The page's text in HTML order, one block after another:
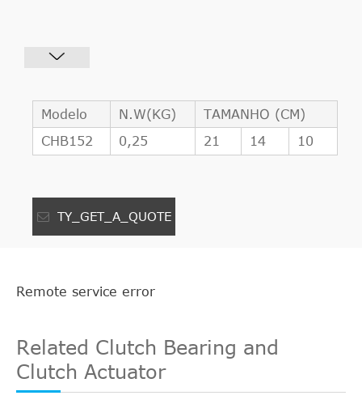
Modelo N.W(KG)
TAMANHO (CM)
CHB152
0,25 21 14 10
TY_GET_A_QUOTE
Remote service error
Related Clutch Bearing and
Clutch Actuator